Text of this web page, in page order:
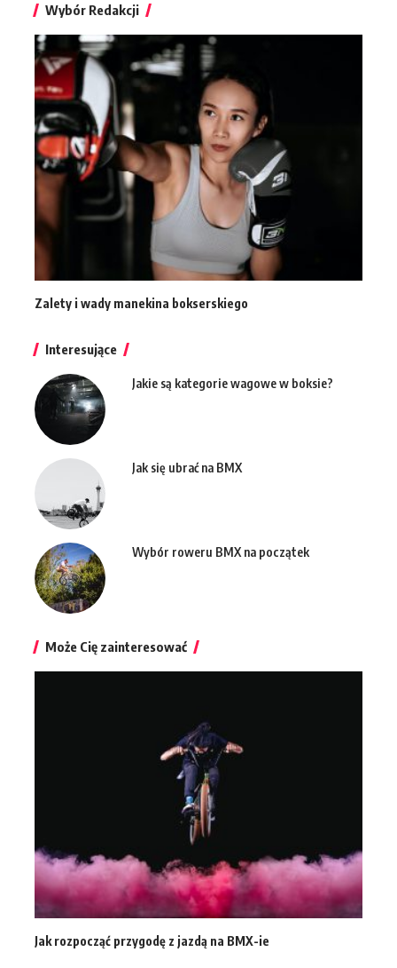
Wybór Redakcji
Zalety i wady manekina bokserskiego
Interesujące
Jakie są kategorie wagowe w boksie?
Jak się ubrać na BMX
Wybór roweru BMX na początek
Może Cię zainteresować
Jak rozpocząć przygodę z jazdą na BMX-ie